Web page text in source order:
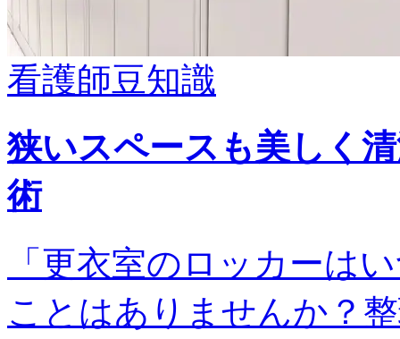
看護師豆知識
狭いスペースも美しく
術
「更衣室のロッカーは
ことはありませんか？